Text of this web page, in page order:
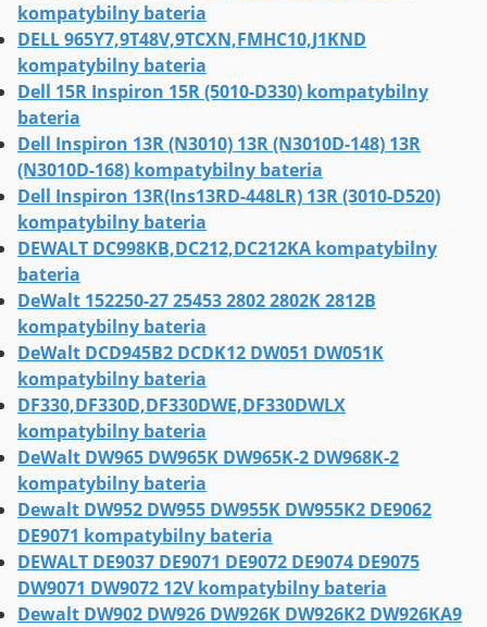
kompatybilny bateria
DELL 965Y7,9T48V,9TCXN,FMHC10,J1KND
kompatybilny bateria
Dell 15R Inspiron 15R (5010-D330) kompatybilny
bateria
Dell Inspiron 13R (N3010) 13R (N3010D-148) 13R
(N3010D-168) kompatybilny bateria
Dell Inspiron 13R(Ins13RD-448LR) 13R (3010-D520)
kompatybilny bateria
DEWALT DC998KB,DC212,DC212KA kompatybilny
bateria
DeWalt 152250-27 25453 2802 2802K 2812B
kompatybilny bateria
DeWalt DCD945B2 DCDK12 DW051 DW051K
kompatybilny bateria
DF330,DF330D,DF330DWE,DF330DWLX
kompatybilny bateria
DeWalt DW965 DW965K DW965K-2 DW968K-2
kompatybilny bateria
Dewalt DW952 DW955 DW955K DW955K2 DE9062
DE9071 kompatybilny bateria
DEWALT DE9037 DE9071 DE9072 DE9074 DE9075
DW9071 DW9072 12V kompatybilny bateria
Dewalt DW902 DW926 DW926K DW926K2 DW926KA9